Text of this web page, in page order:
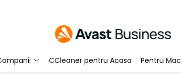
CCleaner pentru Acasa Pentru Mac